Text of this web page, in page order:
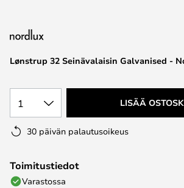
the
gallery
Lønstrup 32 Seinävalaisin Galvanised -
1 LISÄÄ
30 päivän palautusoikeus
Toimitustiedot
Varastossa